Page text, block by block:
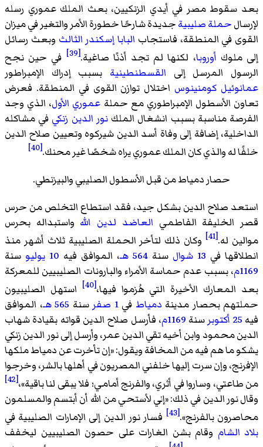
بعد سقوط مصر في أيدي الزنكيين، بعث الملك عموري رسله
لإرسالحملة صليبيةجديدة شارحًا خطورة الأمر والتغير في ميزان
القوى في المنطقة، فاستجاب البابا إسكندر الثالث وبعث رسائل
إلى ملوك أوروبا، لكنها لم تجد أذنًا صاغية.[39]
في حين نجح
الرسول المرسل إلى القسطنطينية بسبب إدراك الإمبراطور
عمانوئيل كومنينوس اختلال توازن القوى في المنطقة. فعرض
تعاون الأسطول الإمبراطوري مع حملة عموري الأول، الذي وجد
الفرصة مناسبة بسبب انشغال الملكنور الدين زنكي في مشاكله
الداخلية، إضافة إلى وفاة أسد الدين شيركوه وتعيين صلاح الدين
خلفًا له والذي كان الملك عموري يراه شخصًا غير محنك.[40]
حصار دمياط من قبل الأسطول الصليبي والبيزنطي.
استعد صلاح الدين بشكل جيد، فقد استطاع التخلص من حرس
قصر الخليفة الفاطمي العاضد لدين الله واستبداله بحرس
موالين له.[41]
وكان ذلك لتأخر الحملة الصليبية ثلاث أشهر منذ
انطلاقها في 13 شوال سنة 564 هـ ، الموافق فيه 10 يوليو
سنة
1169م ، بسبب عدم حماسة الأمراء والبارونات الصليبيين للمعركة
بعد المعارك الأخيرة التي هُزموا فيها،[40]
استهل الصليبيون
حملتهم بحصار مدينة دمياط في1 صفر سنة 565 هـ
، الموافق
فيه 25 أكتوبر سنة 1169م ، فأرسل صلاح الدين قواته بقيادة شهاب
الدين محمود وابن أخيه تقي الدين عمر، وأرسل إلى نور الدين زنكي
يشكو ما هم فيه من المخافة ويقول: «إن تأخرت عن دمياط ملكها
الإفرنج، وإن سرت إليها خلفني المصريون في أهلها بالشر، وخرجوا
من طاعتي، وساروا في أثري، والفرنج أمامي؛ فلا يبقى لنا باقية»،[42]
وقال نور الدين في ذلك: «إني لأستحي من الله أن أبتسم والمسلمون
محاصرون بالفرنج».
[43]
فسار نور الدين إلى الإمارات الصليبية في
بلاد الشام وقام بشن الغارات على حصون الصليبيين ليخفف